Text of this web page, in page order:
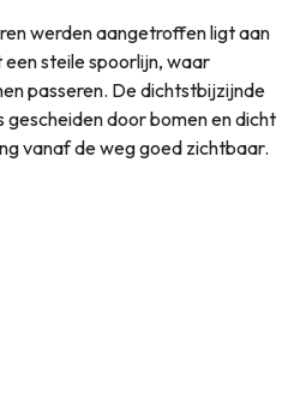
werden aangetroffen ligt aan
steile spoorlijn, waar
passeren. De dichtstbijzijnde
gescheiden door bomen en dicht
vanaf de weg goed zichtbaar.